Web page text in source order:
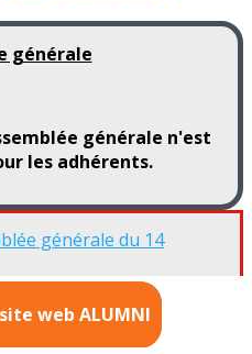
générale
générale n'est
les adhérents.
générale du 14
web ALUMNI